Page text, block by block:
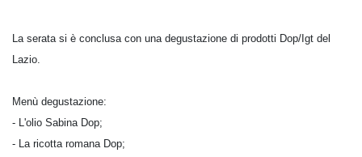
La serata si è conclusa con una degustazione di prodotti Dop/Igt del
Lazio.
Menù degustazione:
- L'olio Sabina Dop;
- La ricotta romana Dop;